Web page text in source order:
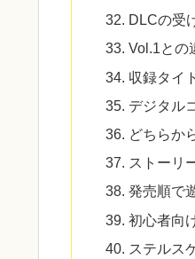
DLCの受
Vol.1との
収録タイ
デジタル
どちらか
ストーリ
発売順で
初心者向
ステルス